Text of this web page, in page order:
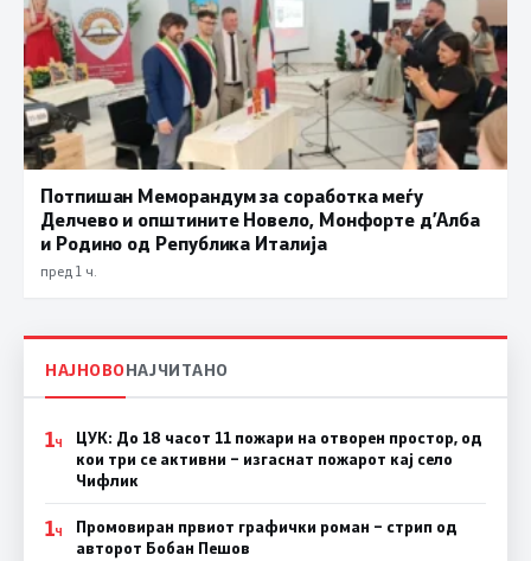
Потпишан Меморандум за соработка меѓу
Делчево и општините Новело, Монфорте д’Алба
и Родино од Република Италија
пред 1 ч.
НАЈНОВОНАЈЧИТАНО
1Ч
ЦУК: До 18 часот 11 пожари на отворен простор, од
кои три се активни – изгаснат пожарот кај село
Чифлик
1Ч
Промовиран првиот графички роман – стрип од
авторот Бобан Пешов